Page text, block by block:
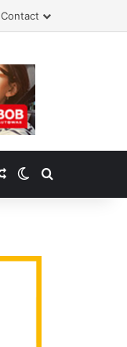
Contact
Willekeurig artikel
Switch skin
Zoeken